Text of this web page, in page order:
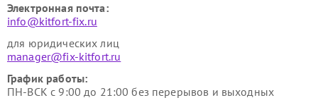
Электронная почта:
info@kitfort-fix.ru
для юридических лиц
manager@fix-kitfort.ru
График работы:
ПН-ВСК с 9:00 до 21:00 без перерывов и выходных